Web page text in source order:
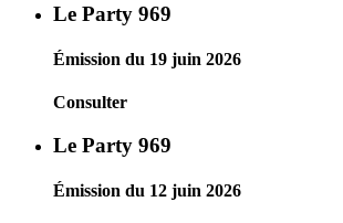
Le Party 969
Émission du 19 juin 2026
Consulter
Le Party 969
Émission du 12 juin 2026